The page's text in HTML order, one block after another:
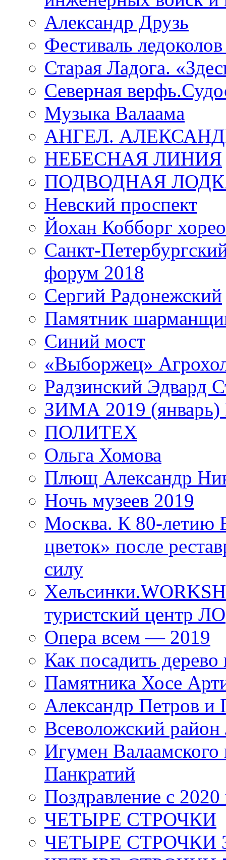
Александр Друзь
Фестиваль
Старая Ладога.
Северная
Музыка Валаама
АНГЕЛ.
НЕБЕСНАЯ ЛИНИЯ
ПОДВОДНАЯ
Невский проспект
Йохан Кобборг
Санкт-
форум 2018
Сергий Радонежский
Памятник
Синий мост
«Выборжец»
Радзинский Эдвард
ЗИМА 2019 (январь)
ПОЛИТЕХ
Ольга Хомова
Плющ Александр
Ночь музеев 2019
Москва. К 80-
цветок» после
силу
туристский центр ЛО
Опера всем — 2019
Как посадить дерево
Памятника Хосе
Александр Петров и
Всеволожский район
Игумен
Панкратий
Поздравление с 2020
ЧЕТЫРЕ СТРОЧКИ
ЧЕТЫРЕ СТРОЧКИ 3